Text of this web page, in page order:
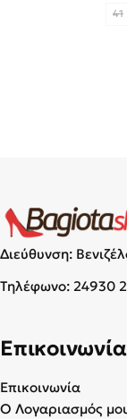
41
Διεύθυνση:
Τηλέφωνο: 24930
Επικοινωνία
Επικοινωνία
Ο Λογαριασμός